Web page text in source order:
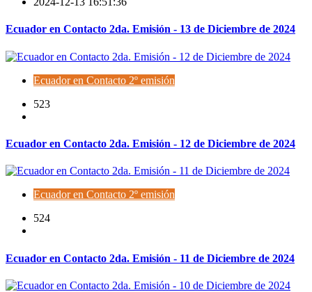
Ecuador en Contacto 2da. Emisión - 13 de Diciembre de 2024
Ecuador en Contacto 2º emisión
523
Ecuador en Contacto 2da. Emisión - 12 de Diciembre de 2024
Ecuador en Contacto 2º emisión
524
Ecuador en Contacto 2da. Emisión - 11 de Diciembre de 2024